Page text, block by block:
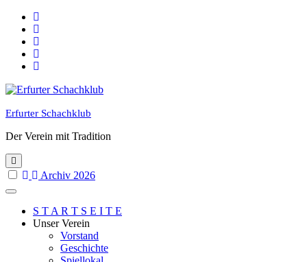
Skip
content
Erfurter Schachklub
Der Verein mit Tradition
Archiv 2026
S T A R T S E I T E
Unser Verein
Vorstand
Geschichte